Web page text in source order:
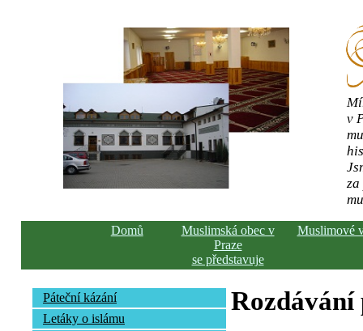
v
Domů
Muslimská obec v
Praze
se představuje
Muslimové
Páteční kázání
Letáky o islámu
Rozdávání